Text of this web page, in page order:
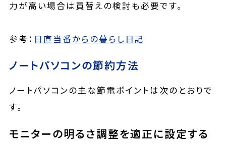
力が高い場合は買替えの検討も必要です。
参考： 日直当番からの暮らし日記
ノートパソコンの節約方法
ノートパソコンの主な節電ポイントは次のとおりで
す。
モニターの明るさ調整を適正に設定する